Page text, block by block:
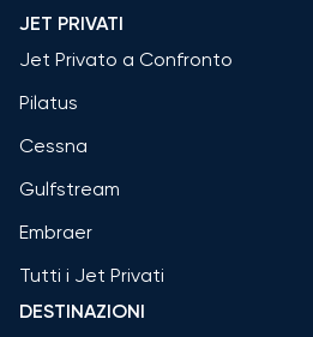
JET PRIVATI
Jet Privato a Confronto
Pilatus
Cessna
Gulfstream
Embraer
Tutti i Jet Privati
DESTINAZIONI